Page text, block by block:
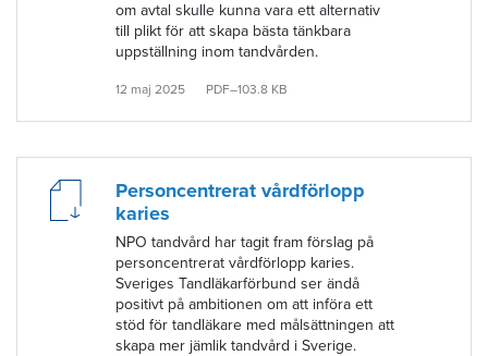
om avtal skulle kunna vara ett alternativ
till plikt för att skapa bästa tänkbara
uppställning inom tandvården.
12 maj 2025 PDF–103.8 KB
Personcentrerat vårdförlopp
karies
NPO tandvård har tagit fram förslag på
personcentrerat vårdförlopp karies.
Sveriges Tandläkarförbund ser ändå
positivt på ambitionen om att införa ett
stöd för tandläkare med målsättningen att
skapa mer jämlik tandvård i Sverige.